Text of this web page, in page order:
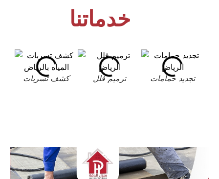
خدماتنا
كشف تسربات ترميم فلل تجديد حمامات